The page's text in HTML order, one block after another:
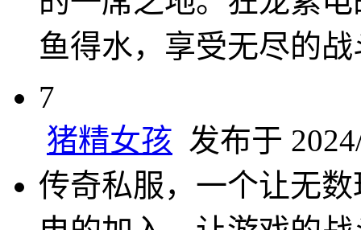
鱼得水，享受无尽的
7
猪精女孩 发布于
传奇私服，一个让无